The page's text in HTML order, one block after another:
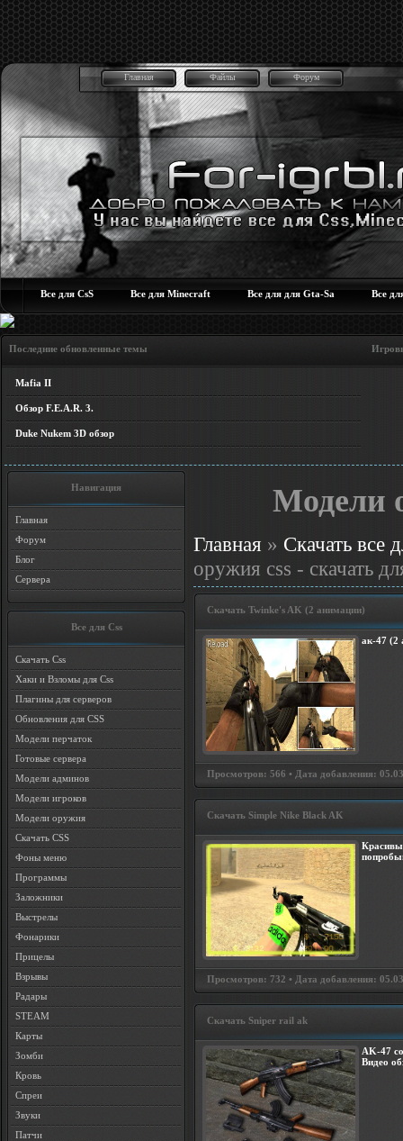
Главная Файлы Форум
Все для CsS Все для Minecraft Все для для Gta-Sa Все
Последние обновленные темы Игровые
Mafia II
Обзор F.E.A.R. 3.
Duke Nukem 3D обзор
Навигация
Главная
Форум
Блог
Сервера
Все для Css
Скачать Css
Хаки и Взломы для Css
Плагины для серверов
Обновления для CSS
Модели перчаток
Готовые сервера
Модели админов
Модели игроков
Модели оружия
Скачать CSS
Фоны меню
Программы
Заложники
Выстрелы
Фонарики
Прицелы
Взрывы
Радары
STEAM
Карты
Зомби
Кровь
Спреи
Звуки
Патчи
Модели
Главная » Скачать все
оружия css - скачать
Скачать Twinke's AK (2 анимации)
ак-47 (2
Просмотров: 566 • Дата добавления:
Скачать Simple Nike Black AK
Просмотров: 732 • Дата добавления:
Скачать Sniper rail ak
AK-47
Видео